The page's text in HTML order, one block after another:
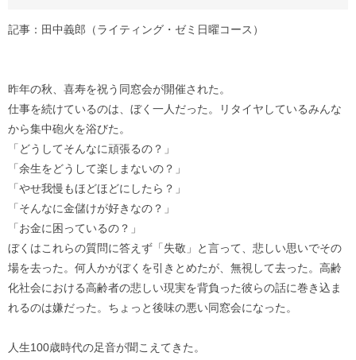
記事：田中義郎（ライティング・ゼミ日曜コース）
昨年の秋、喜寿を祝う同窓会が開催された。
仕事を続けているのは、ぼく一人だった。リタイヤしているみんな
から集中砲火を浴びた。
「どうしてそんなに頑張るの？」
「余生をどうして楽しまないの？」
「やせ我慢もほどほどにしたら？」
「そんなに金儲けが好きなの？」
「お金に困っているの？」
ぼくはこれらの質問に答えず「失敬」と言って、悲しい思いでその
場を去った。何人かがぼくを引きとめたが、無視して去った。高齢
化社会における高齢者の悲しい現実を背負った彼らの話に巻き込ま
れるのは嫌だった。ちょっと後味の悪い同窓会になった。
人生100歳時代の足音が聞こえてきた。